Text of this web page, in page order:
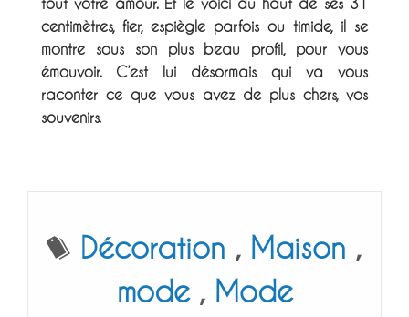
centimètres, fier, espiègle parfois ou timide, il se
montre sous son plus beau profil, pour vous
émouvoir. C’est lui désormais qui va vous
raconter ce que vous avez de plus chers, vos
souvenirs.
Décoration , Maison ,
mode, Mode